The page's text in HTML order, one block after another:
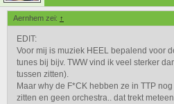
Aernhem zei: ↑
EDIT:
Voor mij is muziek HEEL bepalend voor
tunes bij bijv. TWW vind ik veel sterker
tussen zitten).
Maar why de F*CK hebben ze in TTP
zitten en geen orchestra.. dat trekt